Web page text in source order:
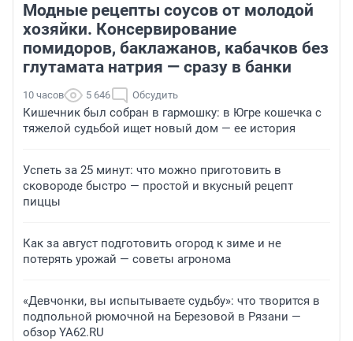
Модные рецепты соусов от молодой
хозяйки. Консервирование
помидоров, баклажанов, кабачков без
глутамата натрия — сразу в банки
10 часов 5 646 Обсудить
Кишечник был собран в гармошку: в Югре кошечка с
тяжелой судьбой ищет новый дом — ее история
Успеть за 25 минут: что можно приготовить в
сковороде быстро — простой и вкусный рецепт
пиццы
Как за август подготовить огород к зиме и не
потерять урожай — советы агронома
«Девчонки, вы испытываете судьбу»: что творится в
подпольной рюмочной на Березовой в Рязани —
обзор YA62.RU